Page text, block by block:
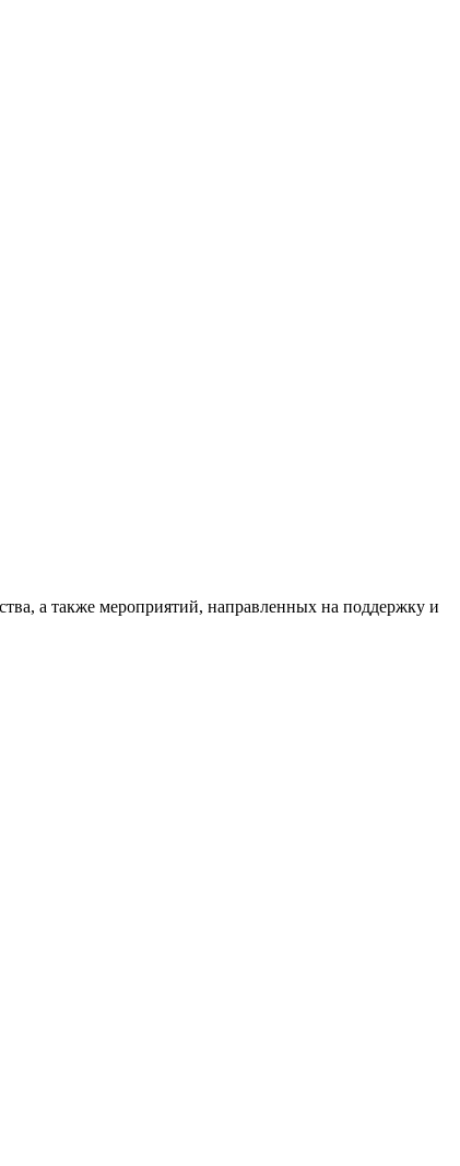
а также мероприятий, направленных на поддержку и